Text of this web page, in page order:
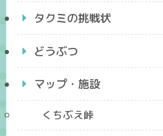
タクミの挑戦状
どうぶつ
マップ・施設
くちぶえ峠